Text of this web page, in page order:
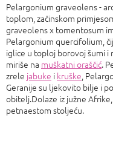
Pelargonium graveolens -
toplom, začinskom
graveolens x tomentosum
Pelargonium quercifolium,
iglice u toploj borovoj šumi i
miriše na muškatni oraščić.
zrele jabuke i kruške,
Geranije su ljekovito bilje i
obitelj.Dolaze iz južne
petnaestom stoljeću.